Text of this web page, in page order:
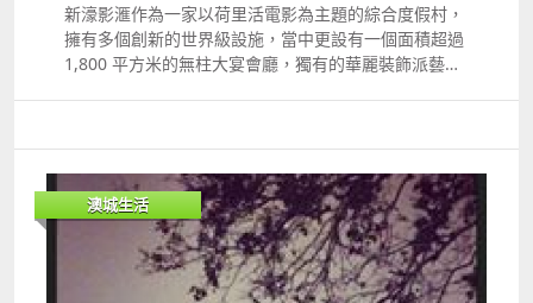
新濠影滙作為一家以荷里活電影為主題的綜合度假村，
擁有多個創新的世界級設施，當中更設有一個面積超過
1,800 平方米的無柱大宴會廳，獨有的華麗裝飾派藝術
新濠影滙締造夢幻婚禮之美，中式婚宴菜譜每席只需澳
門幣12,888元起。現誠邀準新人及大眾蒞臨參觀，入場
費用全免，更設有免費泊車。參觀人士即場預訂中西式
婚宴酒席或雞尾酒宴會更可尊享高達85折折扣，以及一
系列只此三天的獨家精彩禮遇！ 新濠影滙婚禮盛典除展
澳城生活